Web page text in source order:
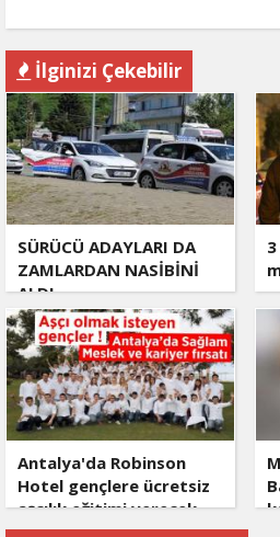
İlginizi Çekebilir
SÜRÜCÜ ADAYLARI DA
ZAMLARDAN NASİBİNİ
ALDI
Antalya'da Robinson
Hotel gençlere ücretsiz
aşçılık eğitimi verecek